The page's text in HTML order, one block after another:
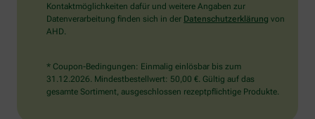
Kontaktmöglichkeiten dafür und weitere Angaben zur
Datenverarbeitung finden sich in der Datenschutzerklärung von
AHD.
* Coupon-Bedingungen: Einmalig einlösbar bis zum
31.12.2026. Mindestbestellwert: 50,00 €. Gültig auf das
gesamte Sortiment, ausgeschlossen rezeptpflichtige Produkte.